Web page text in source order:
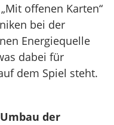
offenen Karten“
bei der
Energiequelle
dabei für
dem Spiel steht.
der